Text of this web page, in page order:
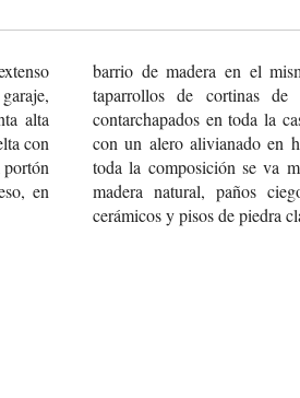
alta
con
portón
en
barrio de madera en el
taparrollos de cortinas
contarchapados en toda la
con un alero alivianado en
toda la composición se va
madera natural, paños
cerámicos y pisos de piedra